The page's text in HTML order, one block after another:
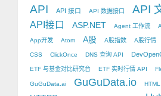
API API 接口 API 数据接口 API
API接口 ASP.NET Agent 工作流
App开发 Atom A股 A股指数 A股行情
CSS ClickOnce DNS 查询 API
ETF 与基金对比研究台 ETF 实时行情 API
GuGuData.ai GuGuData.io HTML